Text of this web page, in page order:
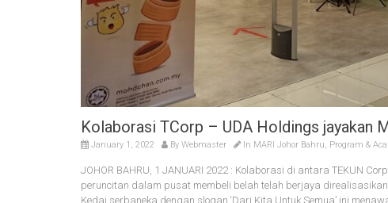
Kolaborasi TCorp – UDA Holdings jayakan
January 1, 2022 By Webmaster In MARI Johor Bahru, Program &
JOHOR BAHRU, 1 JANUARI 2022 : Kolaborasi di antara TEKUN
peruncitan dalam pusat membeli belah telah berjaya
Kedai serbaneka dengan slogan ‘Dari Kita Untuk Semua’ ini